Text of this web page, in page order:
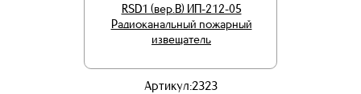
RSD1 (вер.В) ИП-212-05
Радиоканальный пожарный
извещатель
Артикул:2323